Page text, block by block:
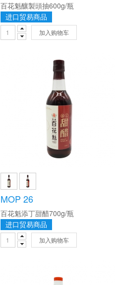
百花魁釀製頭抽600g/瓶
进口贸易商品
加入购物车
MOP 26
百花魁添丁甜醋700g/瓶
进口贸易商品
加入购物车